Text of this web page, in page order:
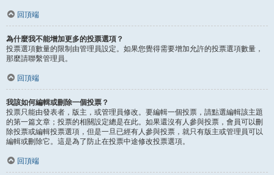
回頂端
為什麼我不能增加更多的投票選項？
投票選項數量的限制由管理員設定。如果您覺得需要增加允許的投票選項數量，
那麼請聯繫管理員。
回頂端
我該如何編輯或刪除一個投票？
投票只能由發表者，版主，或管理員修改。要編輯一個投票，請點選編輯該主題
的第一篇文章；投票的相關設定總是在此。如果還沒有人參與投票，會員可以刪
除投票或編輯投票選項，但是一旦已經有人參與投票，就只有版主或管理員可以
編輯或刪除它。這是為了防止在投票中途修改投票選項。
回頂端